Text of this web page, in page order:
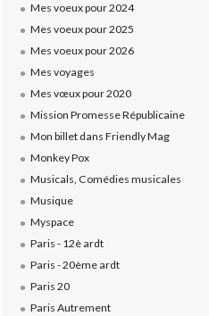
Mes voeux pour 2024
Mes voeux pour 2025
Mes voeux pour 2026
Mes voyages
Mes vœux pour 2020
Mission Promesse Républicaine
Mon billet dans Friendly Mag
Monkey Pox
Musicals, Comédies musicales
Musique
Myspace
Paris - 12è ardt
Paris - 20ème ardt
Paris 20
Paris Autrement